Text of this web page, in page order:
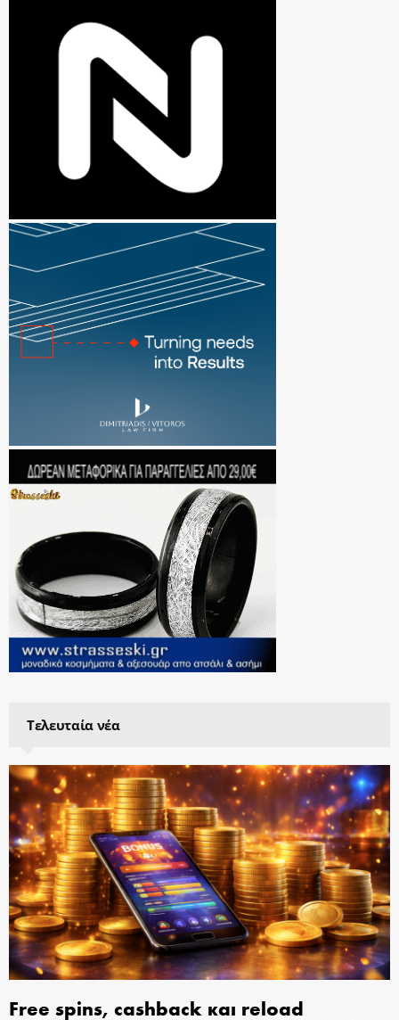
Τελευταία νέα
Free spins, cashback και reload